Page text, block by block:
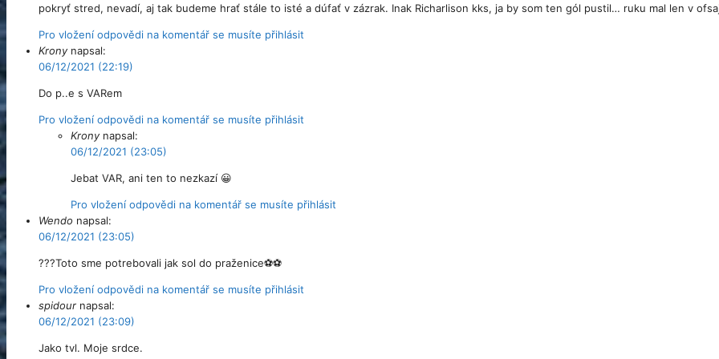
pokryť stred, nevadí, aj tak budeme hrať stále to isté a dúfať v zázrak. Inak Richarlison kks, ja by som ten gól pustil… ruku mal len v
Pro vložení odpovědi na komentář se musíte přihlásit
Krony napsal:
06/12/2021 (22:19)
Do p..e s VARem
Pro vložení odpovědi na komentář se musíte přihlásit
Krony napsal:
06/12/2021 (23:05)
Jebat VAR, ani ten to nezkazí 😀
Pro vložení odpovědi na komentář se musíte přihlásit
Wendo napsal:
06/12/2021 (23:05)
???Toto sme potrebovali jak sol do praženice⚽️⚽️
Pro vložení odpovědi na komentář se musíte přihlásit
spidour napsal:
06/12/2021 (23:09)
Jako tvl. Moje srdce.